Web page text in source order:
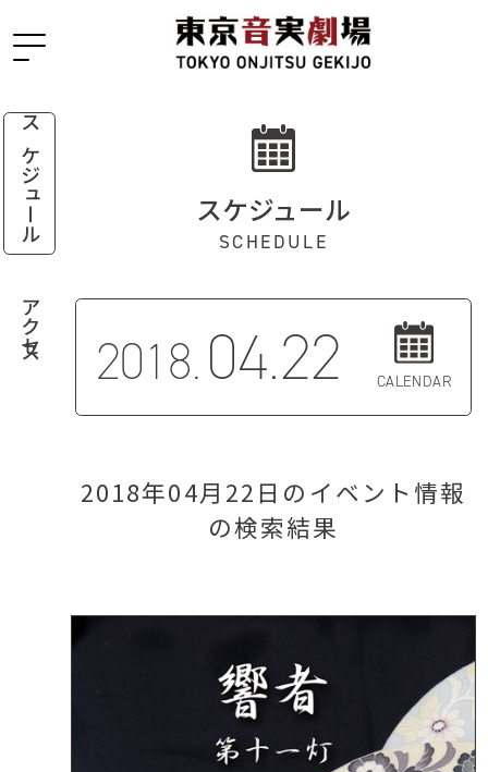
スケジュール
アクセス
スケジュール
SCHEDULE
2018.04.22 CALENDAR
2018年04月22日のイベント情報
の検索結果